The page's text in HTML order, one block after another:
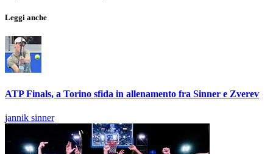
Leggi anche
ATP Finals, a Torino sfida in allenamento fra Sinner e Zverev
jannik sinner